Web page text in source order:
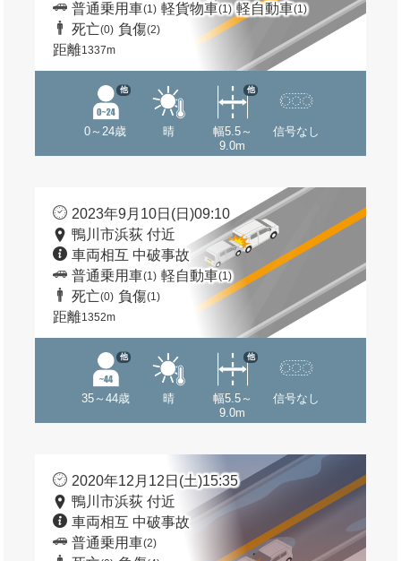
普通乗用車(1) 軽貨物車(1) 軽自動車(1)
死亡(0) 負傷(2)
距離1337m
0～24歳
他
晴
幅5.5～
9.0m
他
信号なし
2023年9月10日(日)09:10
鴨川市浜荻 付近
車両相互 中破事故
普通乗用車(1) 軽自動車(1)
死亡(0) 負傷(1)
距離1352m
35～44歳
他
晴
幅5.5～
9.0m
他
信号なし
2020年12月12日(土)15:35
鴨川市浜荻 付近
車両相互 中破事故
普通乗用車(2)